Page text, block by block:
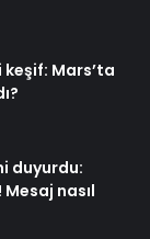
keşif: Mars’ta
duyurdu:
nasıl